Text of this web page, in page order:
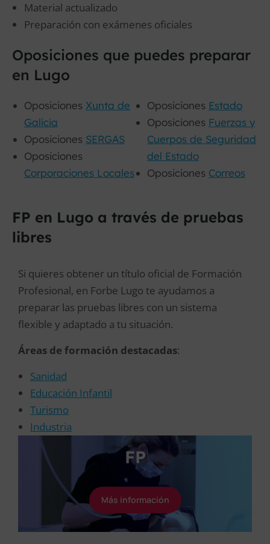
Material actualizado
Preparación con exámenes oficiales
Oposiciones que puedes preparar
en Lugo
Oposiciones Xunta de
Galicia
Oposiciones SERGAS
Oposiciones
Corporaciones Locales
Oposiciones Estado
Oposiciones Fuerzas y
Cuerpos de Seguridad
del Estado
Oposiciones Correos
FP en Lugo a través de pruebas
libres
Si quieres obtener un título oficial de Formación
Profesional, en Forbe Lugo te ayudamos a
preparar las pruebas libres con un sistema
flexible y adaptado a tu situación.
Áreas de formación destacadas:
Sanidad
Educación Infantil
Turismo
Industria
FP
Más información